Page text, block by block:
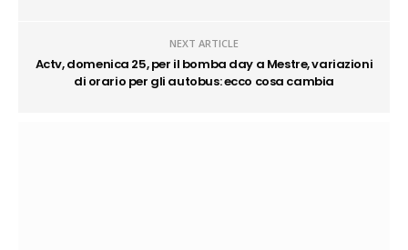
NEXT ARTICLE
Actv, domenica 25, per il bomba day a Mestre, variazioni
di orario per gli autobus: ecco cosa cambia